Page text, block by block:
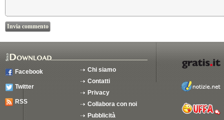
Facebook
Twitter
RSS
Chi siamo
Contatti
Privacy
Collabora con noi
Pubblicità